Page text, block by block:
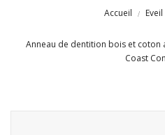
Accueil
Anneau de dentition bois et coton
Coast